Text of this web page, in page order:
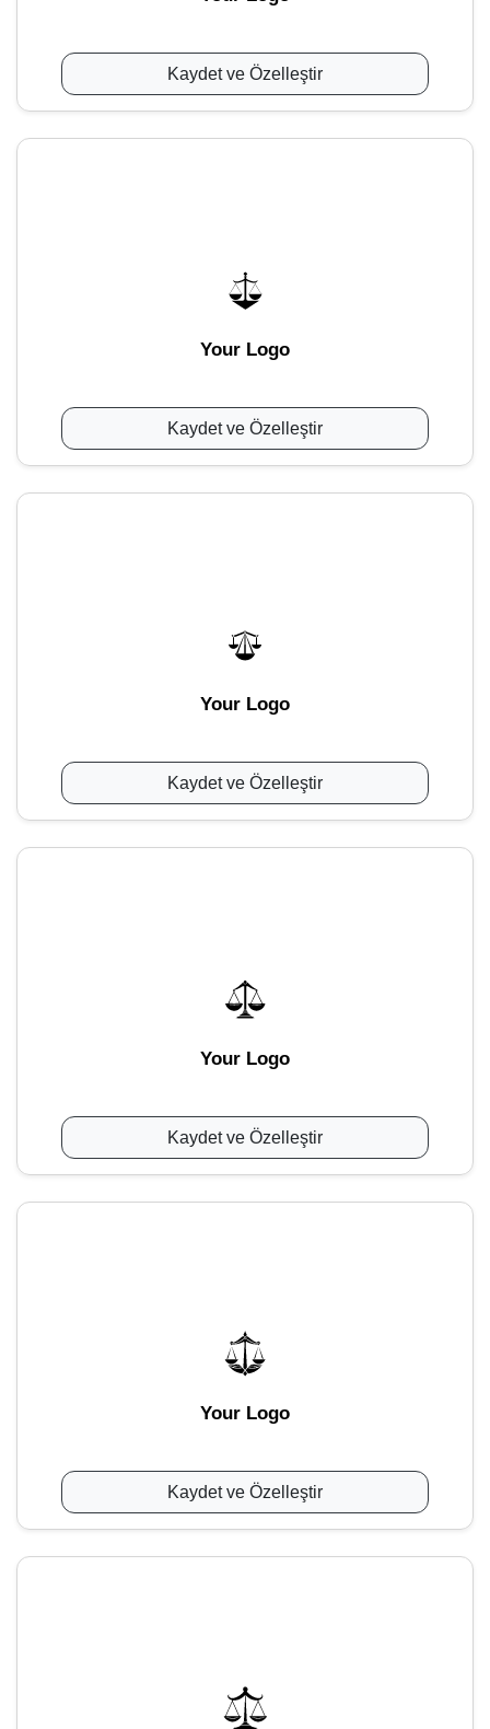
Kaydet ve Özelleştir
Your Logo
Kaydet ve Özelleştir
Your Logo
Kaydet ve Özelleştir
Your Logo
Kaydet ve Özelleştir
Your Logo
Kaydet ve Özelleştir